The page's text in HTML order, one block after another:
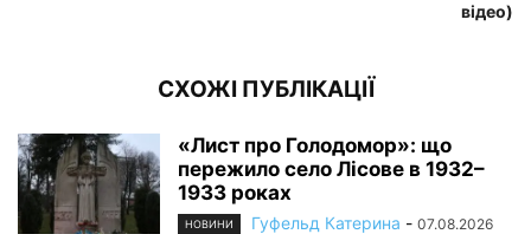
відео)
СХОЖІ ПУБЛІКАЦІЇ
«Лист про Голодомор»: що
пережило село Лісове в 1932–
1933 роках
НОВИНИ Гуфельд Катерина - 07.08.2026